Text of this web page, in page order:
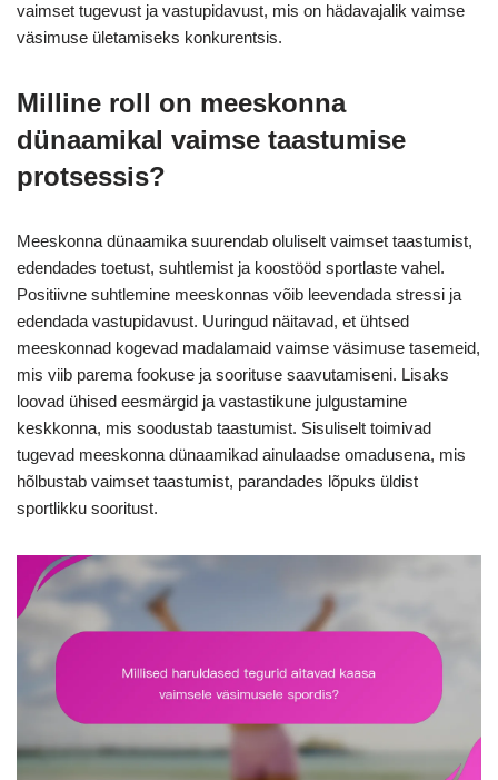
vaimset tugevust ja vastupidavust, mis on hädavajalik vaimse
väsimuse ületamiseks konkurentsis.
Milline roll on meeskonna
dünaamikal vaimse taastumise
protsessis?
Meeskonna dünaamika suurendab oluliselt vaimset taastumist,
edendades toetust, suhtlemist ja koostööd sportlaste vahel.
Positiivne suhtlemine meeskonnas võib leevendada stressi ja
edendada vastupidavust. Uuringud näitavad, et ühtsed
meeskonnad kogevad madalamaid vaimse väsimuse tasemeid,
mis viib parema fookuse ja soorituse saavutamiseni. Lisaks
loovad ühised eesmärgid ja vastastikune julgustamine
keskkonna, mis soodustab taastumist. Sisuliselt toimivad
tugevad meeskonna dünaamikad ainulaadse omadusena, mis
hõlbustab vaimset taastumist, parandades lõpuks üldist
sportlikku sooritust.